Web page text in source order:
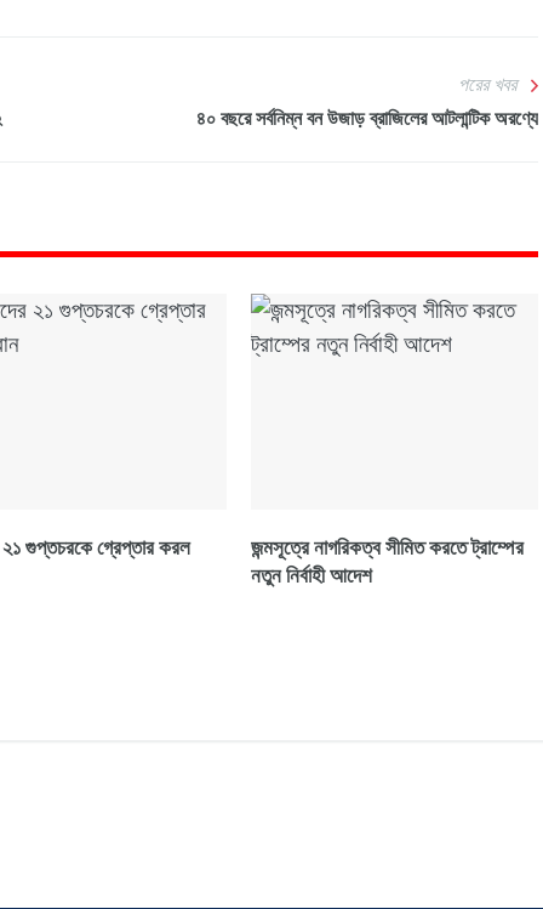
পরের খবর
৪০ বছরে সর্বনিম্ন বন উজাড় ব্রাজিলের আটলান্টিক অরণ্যে
২১ গুপ্তচরকে গ্রেপ্তার করল
জন্মসূত্রে নাগরিকত্ব সীমিত করতে ট্রাম্পের
নতুন নির্বাহী আদেশ